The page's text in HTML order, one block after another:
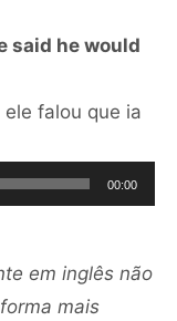
said he would
falou que ia
00:00
em inglês não
mais